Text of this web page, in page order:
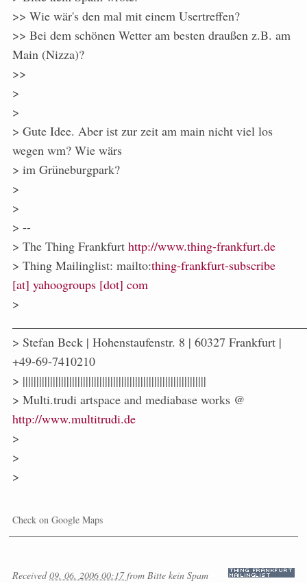
>> Wie wär's den mal mit einem Usertreffen?
>> Bei dem schönen Wetter am besten draußen z.B. am
Main (Nizza)?
>>
>
>
> Gute Idee. Aber ist zur zeit am main nicht viel los
wegen wm? Wie wärs
> im Grüneburgpark?
>
>
> --
> The Thing Frankfurt http://www.thing-frankfurt.de
> Thing Mailinglist: mailto:thing-frankfurt-subscribe
[at] yahoogroups [dot] com
>
> Stefan Beck | Hohenstaufenstr. 8 | 60327 Frankfurt |
+49-69-7410210
> |||||||||||||||||||||||||||||||||||||||||||||||||||||||||||||||||||
> Multi.trudi artspace and mediabase works @
http://www.multitrudi.de
>
>
>
Check on Google Maps
Received09. 06. 2006 00:17from Bitte kein Spam